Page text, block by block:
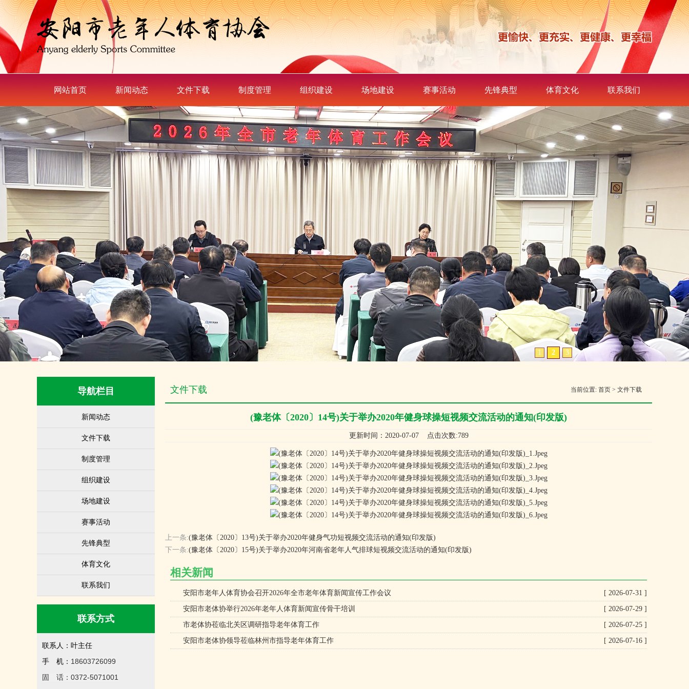
网站首页 新闻动态 文件下载 制度管理 组织建设 场地建设 赛事活动 先锋典型 体育文化 联系我们
1 2 3
当前位置: 首页 > 文件下载
文件下载
(豫老体〔2020〕14号)关于举办2020年健身球操短视频交流活动的通知(印发版)
更新时间：2020-07-07 点击次数:789
上一条:(豫老体〔2020〕13号)关于举办2020年健身气功短视频交流活动的通知(印发版)
下一条:(豫老体〔2020〕15号)关于举办2020年河南省老年人气排球短视频交流活动的通知(印发版)
相关新闻
[ 2026-07-31 ]
安阳市老年人体育协会召开2026年全市老年体育新闻宣传工作会议
[ 2026-07-29 ]
安阳市老体协举行2026年老年人体育新闻宣传骨干培训
[ 2026-07-25 ]
市老体协莅临北关区调研指导老年体育工作
[ 2026-07-16 ]
安阳市老体协领导莅临林州市指导老年体育工作
导航栏目
新闻动态
文件下载
制度管理
组织建设
场地建设
赛事活动
先锋典型
体育文化
联系我们
联系方式
联系人：叶主任
手 机： 18603726099
固 话：0372-5071001